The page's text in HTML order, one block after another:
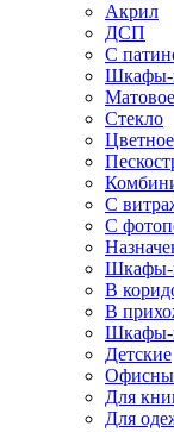
Акрил
ДСП
С
Шкафы-
Стекло
С
С
Шкафы-
В
В
Шкафы-
Детские
Для
Для